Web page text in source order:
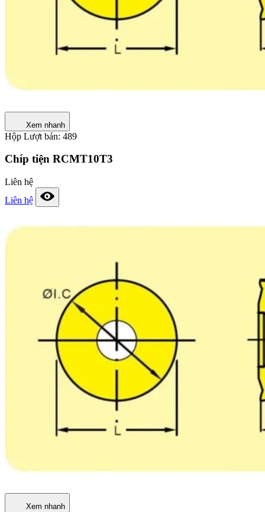
Xem nhanh
Hộp Lượt bán: 489
Chíp tiện RCMT10T3
Liên hệ
Liên hệ
Xem nhanh